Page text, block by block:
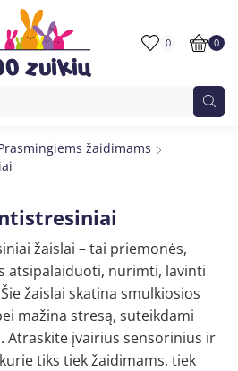
0 0
žaidimams
žaislai – tai priemonės,
atsipalaiduoti, nurimti, lavinti
žaislai skatina smulkiosios
mažina stresą, suteikdami
Atraskite įvairius sensorinius ir
tiks tiek žaidimams, tiek